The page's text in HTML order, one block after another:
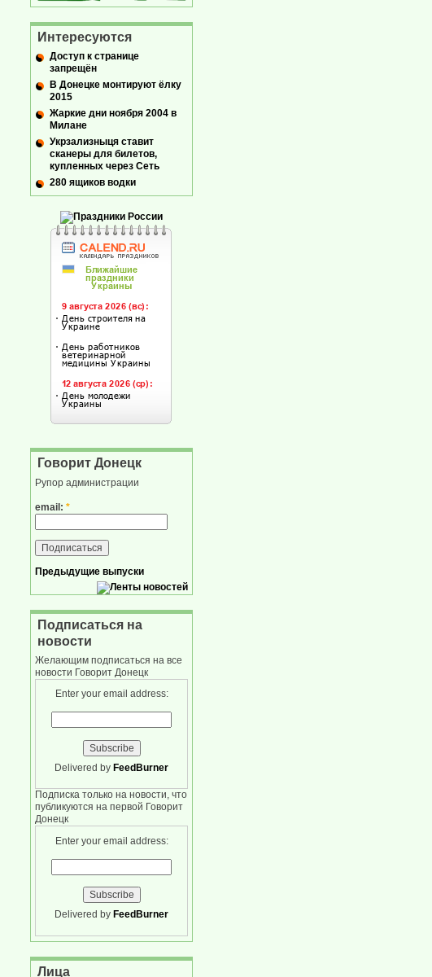
Интересуются
Доступ к странице
запрещён
В Донецке монтируют ёлку
2015
Жаркие дни ноября 2004 в
Милане
Укрзализныця ставит
сканеры для билетов,
купленных через Сеть
280 ящиков водки
Говорит Донецк
Рупор администрации
email: *
Предыдущие выпуски
Подписаться на
новости
Желающим подписаться на все
новости Говорит Донецк
Enter your email address:
Delivered by FeedBurner
Подписка только на новости, что
публикуются на первой Говорит
Донецк
Enter your email address:
Delivered by FeedBurner
Лица